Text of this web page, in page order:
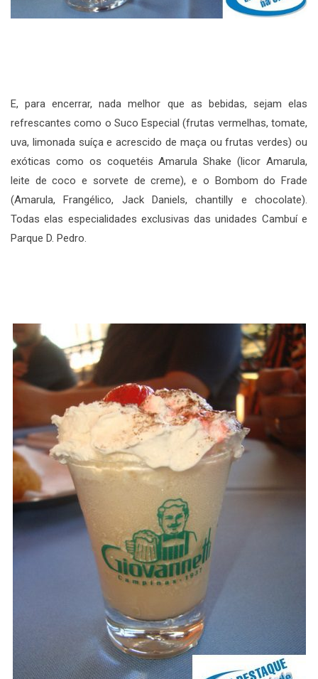
E, para encerrar, nada melhor que as bebidas, sejam elas
refrescantes como o Suco Especial (frutas vermelhas, tomate,
uva, limonada suíça e acrescido de maça ou frutas verdes) ou
exóticas como os coquetéis Amarula Shake (licor Amarula,
leite de coco e sorvete de creme), e o Bombom do Frade
(Amarula, Frangélico, Jack Daniels, chantilly e chocolate).
Todas elas especialidades exclusivas das unidades Cambuí e
Parque D. Pedro.